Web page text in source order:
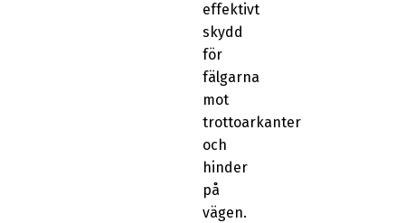
effektivt
skydd
för
fälgarna
mot
trottoarkanter
och
hinder
på
vägen.